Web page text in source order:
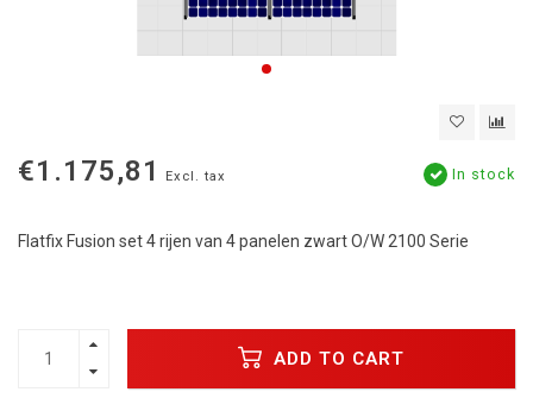
€1.175,81 Excl. tax In stock
Flatfix Fusion set 4 rijen van 4 panelen zwart O/W 2100 Serie
ADD TO CART